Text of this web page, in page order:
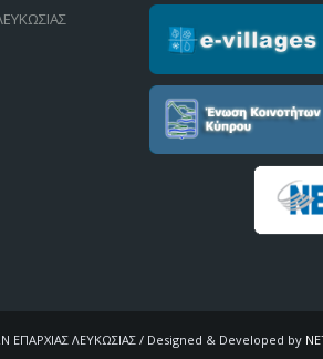
ΛΕΥΚΩΣΙΑΣ / Designed & Developed by